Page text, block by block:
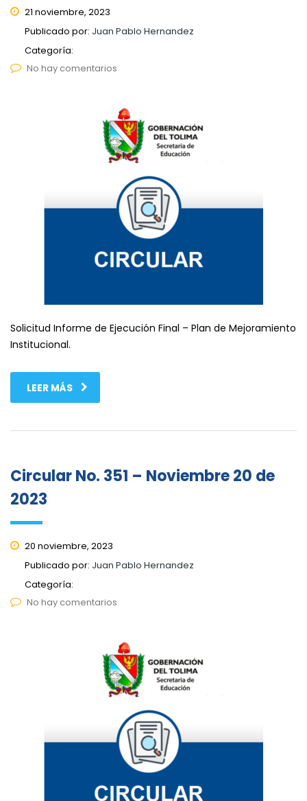
21 noviembre, 2023
Publicado por: Juan Pablo Hernandez
Categoría:
No hay comentarios
Solicitud Informe de Ejecución Final – Plan de Mejoramiento
Institucional.
LEER MÁS
Circular No. 351 – Noviembre 20 de
2023
20 noviembre, 2023
Publicado por: Juan Pablo Hernandez
Categoría:
No hay comentarios